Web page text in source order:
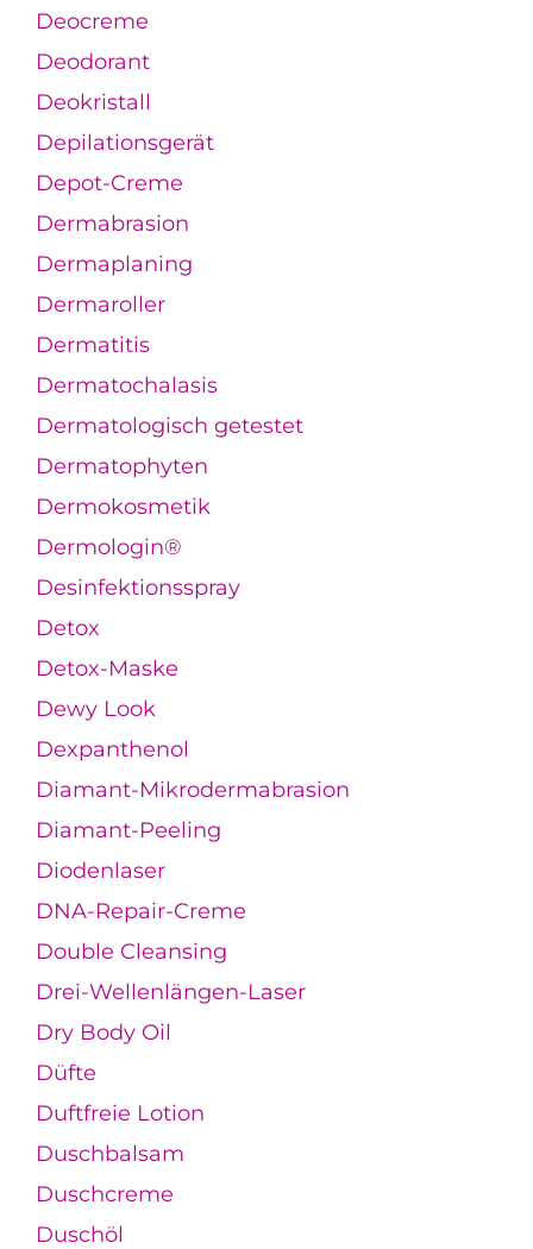
Deocreme
Deodorant
Deokristall
Depilationsgerät
Depot-Creme
Dermabrasion
Dermaplaning
Dermaroller
Dermatitis
Dermatochalasis
Dermatologisch getestet
Dermatophyten
Dermokosmetik
Dermologin®
Desinfektionsspray
Detox
Detox-Maske
Dewy Look
Dexpanthenol
Diamant-Mikrodermabrasion
Diamant-Peeling
Diodenlaser
DNA-Repair-Creme
Double Cleansing
Drei-Wellenlängen-Laser
Dry Body Oil
Düfte
Duftfreie Lotion
Duschbalsam
Duschcreme
Duschöl